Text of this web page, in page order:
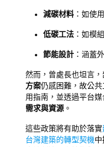
減碳材料 ：如使
低碳工法 ：如模
節能設計 ：涵蓋
然而，曾處長也坦言
方案仍感困難，故公
用指南，並透過平台媒
需求與資源 。
這些政策將有助於落實
台灣建築的轉型契機